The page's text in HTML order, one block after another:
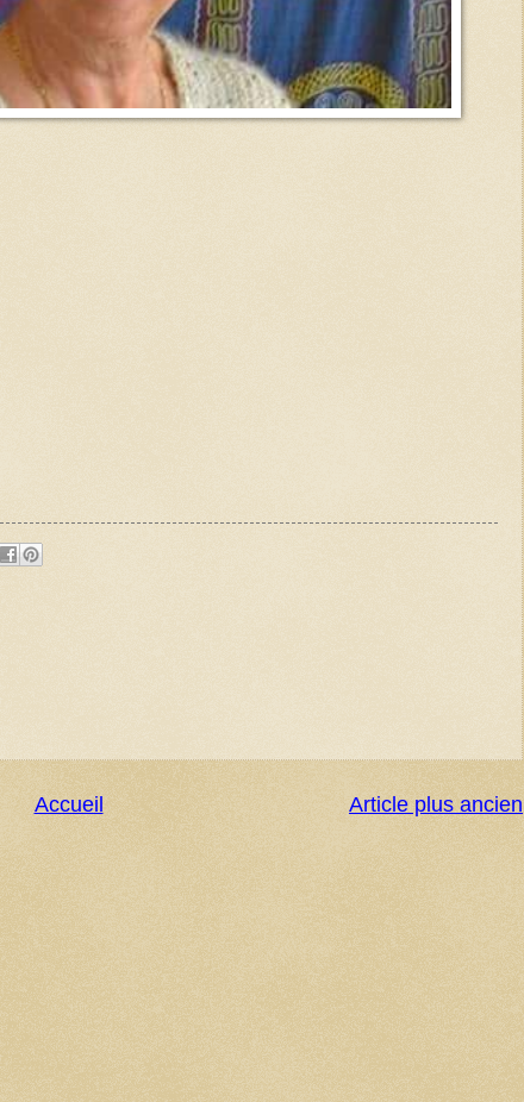
Article plus ancien
Accueil